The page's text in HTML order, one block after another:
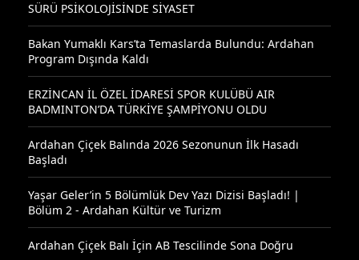
SÜRÜ PSİKOLOJİSİNDE SİYASET
Bakan Yumaklı Kars’ta Temaslarda Bulundu: Ardahan
Program Dışında Kaldı
ERZİNCAN İL ÖZEL İDARESİ SPOR KULÜBÜ AIR
BADMINTON’DA TÜRKİYE ŞAMPİYONU OLDU
Ardahan Çiçek Balında 2026 Sezonunun İlk Hasadı
Başladı
Yaşar Geler’in 5 Bölümlük Dev Yazı Dizisi Başladı! |
Bölüm 2 - Ardahan Kültür ve Turizm
Ardahan Çiçek Balı İçin AB Tescilinde Sona Doğru